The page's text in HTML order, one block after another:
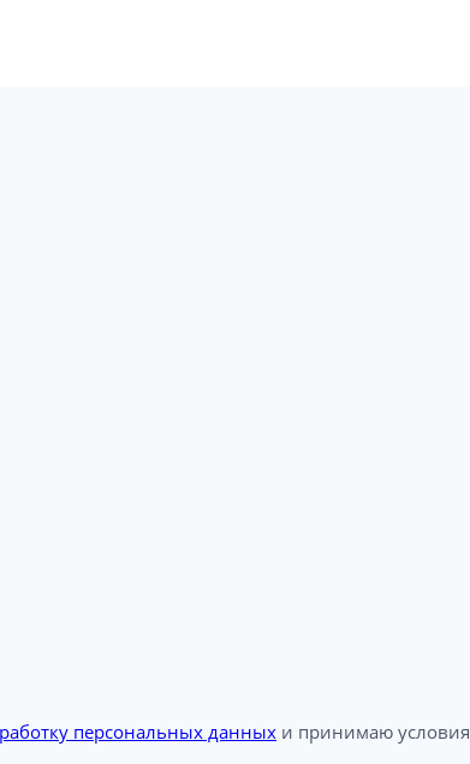
персональных данных и принимаю условия